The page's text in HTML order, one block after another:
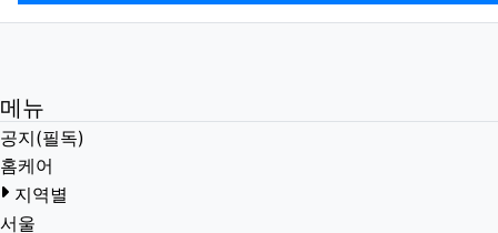
메뉴
공지(필독)
홈케어
지역별
서울